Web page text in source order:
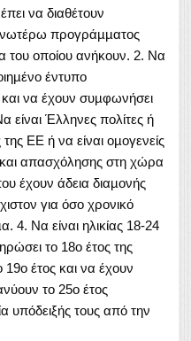
να διαθέτουν
προγράµµατος
του οποίου ανήκουν. 2. Να
έντυπο
να έχουν συµφωνήσει
είναι Έλληνες πολίτες ή
ΕΕ ή να είναι οµογενείς
απασχόλησης στη χώρα
έχουν άδεια διαµονής
για όσο χρονικό
4. Να είναι ηλικίας 18-24
το 18ο έτος της
19ο έτος και να έχουν
το 25ο έτος
υπόδειξής τους από την